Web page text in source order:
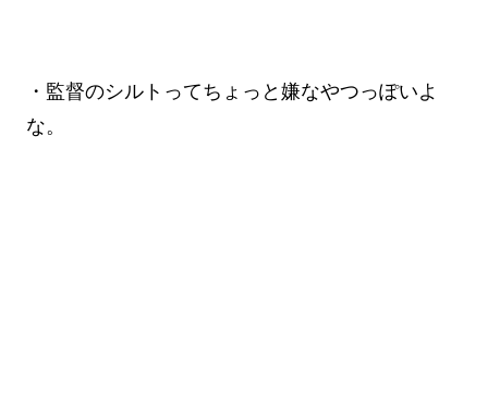
・監督のシルトってちょっと嫌なやつっぽいよ
な。